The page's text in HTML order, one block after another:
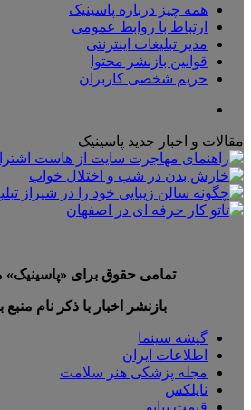
همه چیز درباره پاسینیک
ارتباط با روابط عمومی
مدیر تبلیغات اینترنتی
قوانین بازنشر محتوا
حریم شخصی کاربران
مقالات و اخبار جدید پاسینیک
تمامی حقوق برای
بازنشر اخبار با ذکر نام
گیشه سینما
اطلاعات ایران
مجله پزشکی هنر سلامت
نایلکس
قیمت پیانو